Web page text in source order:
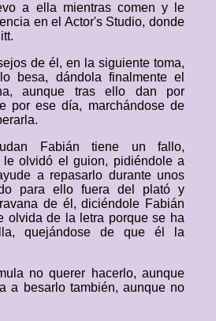
a ella mientras comen y le
en el Actor's Studio, donde
de él, en la siguiente toma,
besa, dándola finalmente el
aunque tras ello dan por
por ese día, marchándose de
Fabián tiene un fallo,
olvidó el guion, pidiéndole a
a repasarlo durante unos
para ello fuera del plató y
de él, diciéndole Fabián
olvida de la letra porque se ha
quejándose de que él la
no querer hacerlo, aunque
a besarlo también, aunque no